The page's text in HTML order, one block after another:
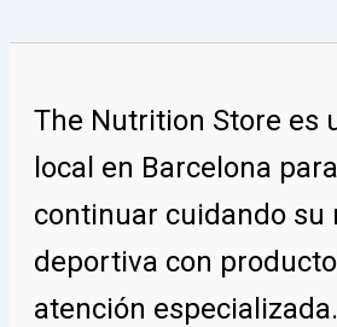
The Nutrition Store es
local en Barcelona
continuar cuidando su
deportiva con
atención especializada.